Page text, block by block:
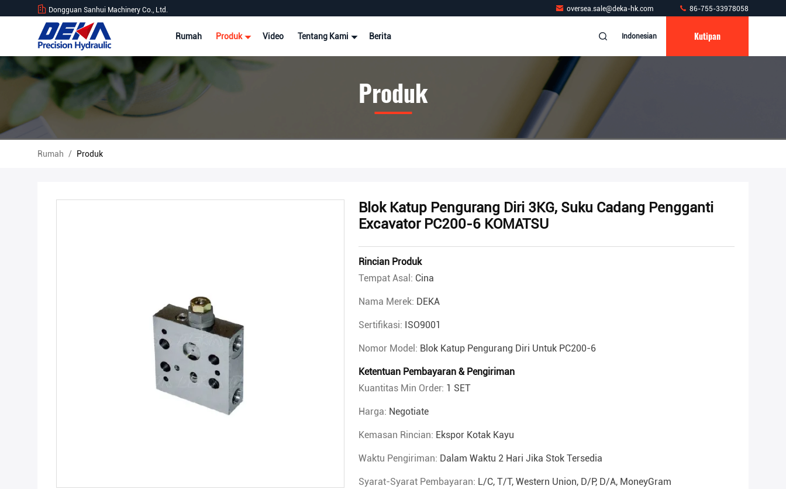
Dongguan Sanhui Machinery Co., Ltd. oversea.sale@deka-hk.com 86-755-33978058
Rumah Produk Video Tentang Kami Berita Indonesian Kutipan
Produk
Rumah / Produk
Blok Katup Pengurang Diri 3KG, Suku Cadang Pengganti
Excavator PC200-6 KOMATSU
Rincian Produk
Tempat Asal: Cina
Nama Merek: DEKA
Sertifikasi: ISO9001
Nomor Model: Blok Katup Pengurang Diri Untuk PC200-6
Ketentuan Pembayaran & Pengiriman
Kuantitas Min Order: 1 SET
Harga: Negotiate
Kemasan Rincian: Ekspor Kotak Kayu
Waktu Pengiriman: Dalam Waktu 2 Hari Jika Stok Tersedia
Syarat-Syarat Pembayaran: L/C, T/T, Western Union, D/P, D/A, MoneyGram